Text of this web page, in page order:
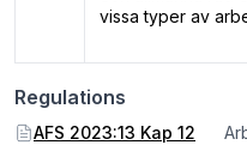
vissa typer av
Regulations
AFS 2023:13 Kap 12